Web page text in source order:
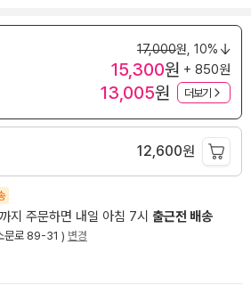
17,000원, 10%
15,300원 + 850원
13,005원 더보기
12,600원
지 주문하면 내일 아침 7시 출근전 배송
문로 89-31 ) 변경